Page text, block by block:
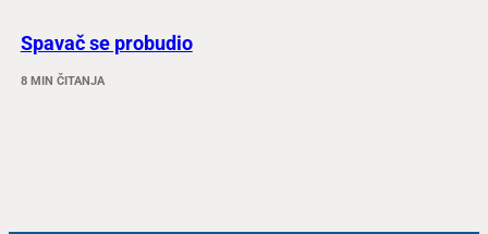
Spavač se probudio
8 MIN ČITANJA